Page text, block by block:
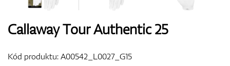
Callaway Tour Authentic 25
Kód produktu:A00542_L0027_G15